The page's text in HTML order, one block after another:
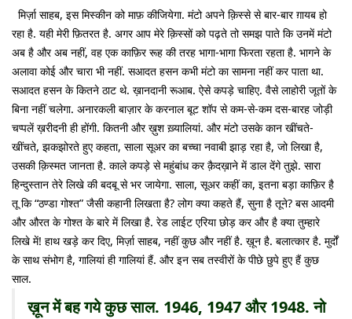
मिर्ज़ा साहब, इस मिस्कीन को माफ़ कीजियेगा. मंटो अपने क़िस्से से बार-बार ग़ायब हो
रहा है. यही मेरी फ़ितरत है. अगर आप मेरे क़िस्सों को पढ़ते तो समझ पाते कि उनमें मंटो
अब है और अब नहीं, वह एक काफ़िर रूह की तरह भागा-भागा फिरता रहता है. भागने के
अलावा कोई और चारा भी नहीं. सआदत हसन कभी मंटो का सामना नहीं कर पाता था.
सआदत हसन के कितने ठाट थे. ख़ानदानी रूआब. ऐसे कपड़े चाहिए. वैसे लाहोरी जूतों के
बिना नहीं चलेगा. अनारकली बाज़ार के करनाल बूट शॉप से कम-से-कम दस-बारह जोड़ी
चप्पलें ख़रीदनी ही होंगी. कितनी और ख़ुश ख़्यालियां. और मंटो उसके कान खींचते-
खींचते, झकझोरते हुए कहता, साला सूअर का बच्चा नवाबी झाड़ रहा है, जो लिखा है,
उसकी क़िस्मत जानता है. काले कपड़े से महुंबांध कर क़ैदख़ाने में डाल देंगे तुझे. सारा
हिन्दुस्तान तेरे लिखे की बदबू से भर जायेगा. साला, सूअर कहीं का, इतना बड़ा काफ़िर है
तू कि “ठण्डा गोश्त” जैसी कहानी लिखता है? लोग क्या कहते हैं, सुना है तूने? बस आदमी
और औरत के गोश्त के बारे में लिखा है. रेड लाईट एरिया छोड़ कर और है क्या तुम्हारे
लिखे में! हाथ खड़े कर दिए, मिर्ज़ा साहब, नहीं कुछ और नहीं है. ख़ून है. बलात्कार है. मुर्दों
के साथ संभोग है, गालियां ही गालियां हैं. और इन सब तस्वीरों के पीछे छुपे हुए हैं कुछ
साल.
ख़ून में बह गये कुछ साल. 1946, 1947 और 1948. नो